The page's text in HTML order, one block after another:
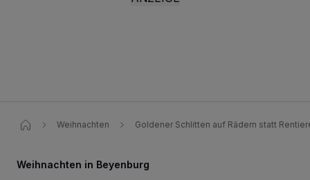
Weihnachten Goldener Schlitten auf Rädern statt
Weihnachten in Beyenburg